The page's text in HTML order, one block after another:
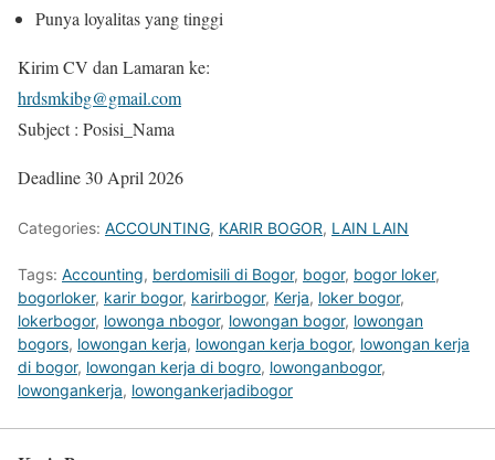
Punya loyalitas yang tinggi
Kirim CV dan Lamaran ke:
hrdsmkibg@gmail.com
Subject : Posisi_Nama
Deadline 30 April 2026
Categories: ACCOUNTING, KARIR BOGOR, LAIN LAIN
Tags: Accounting, berdomisili di Bogor, bogor, bogor loker,
bogorloker, karir bogor, karirbogor, Kerja, loker bogor,
lokerbogor, lowonga nbogor, lowongan bogor, lowongan
bogors, lowongan kerja, lowongan kerja bogor, lowongan kerja
di bogor, lowongan kerja di bogro, lowonganbogor,
lowongankerja, lowongankerjadibogor